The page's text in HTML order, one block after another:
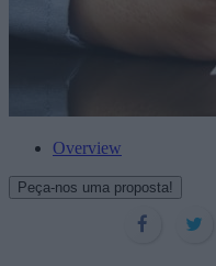
Overview
Peça-nos uma proposta!